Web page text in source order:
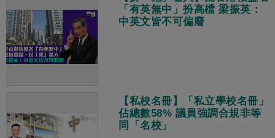
「有英無中」扮高檔 梁振英：
中英文皆不可偏廢
【私校名冊】「私立學校名冊」
佔總數58% 議員強調合規非等
同「名校」